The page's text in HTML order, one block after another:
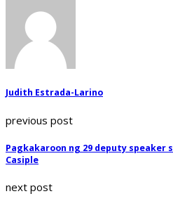
Judith Estrada-Larino
previous post
Pagkakaroon ng 29 deputy speaker
Casiple
next post